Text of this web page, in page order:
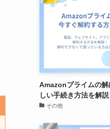
Amazonプライムの
しい手続き方法を解説
その他